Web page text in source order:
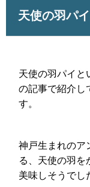
天使の羽パ
天使の羽パイと
の記事で紹介し
す。
神戸生まれのア
る、天使の羽を
美味しそうでし